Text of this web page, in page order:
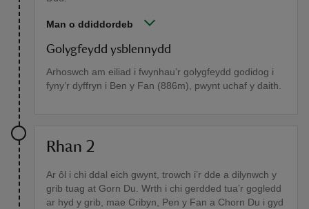
Man o ddiddordeb
Golygfeydd ysblennydd
Arhoswch am eiliad i fwynhau’r golygfeydd godidog i
fyny’r dyffryn i Ben y Fan (886m), pwynt uchaf y daith.
Rhan 2
Ar ôl i chi ddal eich gwynt, trowch i’r dde a dilynwch y
grib tuag at Gorn Du. Wrth i chi gerdded tua’r gogledd
ar hyd y grib, mae Cribyn, Pen y Fan a Chorn Du i gyd